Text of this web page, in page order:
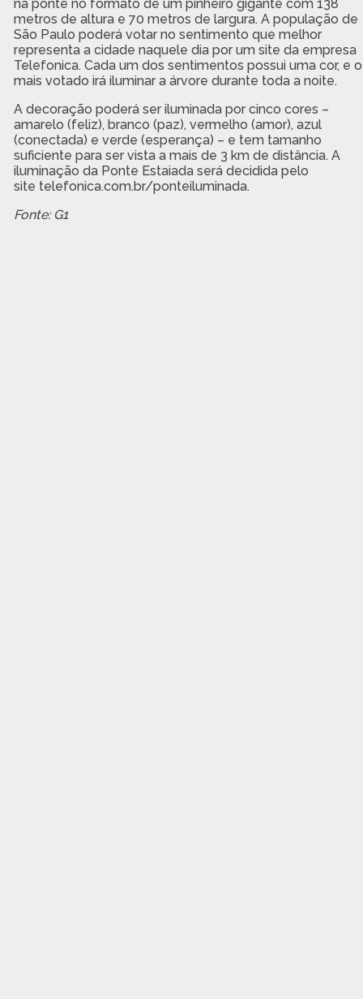
na ponte no formato de um pinheiro gigante com 138
metros de altura e 70 metros de largura. A população de
São Paulo poderá votar no sentimento que melhor
representa a cidade naquele dia por um site da empresa
Telefonica. Cada um dos sentimentos possui uma cor, e o
mais votado irá iluminar a árvore durante toda a noite.
A decoração poderá ser iluminada por cinco cores –
amarelo (feliz), branco (paz), vermelho (amor), azul
(conectada) e verde (esperança) – e tem tamanho
suficiente para ser vista a mais de 3 km de distância. A
iluminação da Ponte Estaiada será decidida pelo
site telefonica.com.br/ponteiluminada.
Fonte: G1